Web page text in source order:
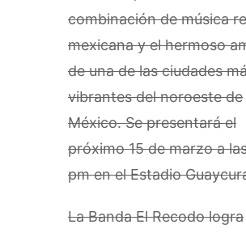
combinación de música
mexicana y el hermoso
de una de las ciudades
vibrantes del noroeste de
México. Se presentará el
próximo 15 de marzo a
pm en el Estadio
La Banda El Recodo logra